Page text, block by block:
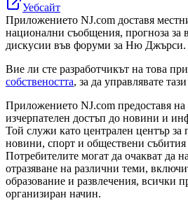
Уебсайт
Приложението NJ.com доставя
национални съобщения, прогноза за
дискусии във форуми за Ню Джърси.
Вие ли сте разработчикът на това
собствеността, за да управлявате
Приложението NJ.com предоставя на
изчерпателен достъп до новини и
Той служи като централен център за
новини, спорт и обществени събития
Потребителите могат да очакват да
отразяване на различни теми,
образование и развлечения, всички
организиран начин.